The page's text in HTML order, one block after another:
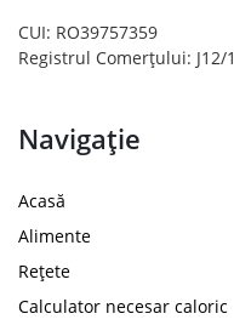
CUI: RO39757359
Registrul Comerțului: J12/
Navigație
Acasă
Alimente
Rețete
Calculator necesar caloric